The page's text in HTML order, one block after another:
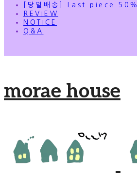
[당일배송] Last piece 50%
REVIEW
NOTICE
Q&A
morae house